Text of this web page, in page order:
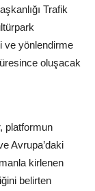
Trafik
ve yönlendirme
oluşacak
platformun
Avrupa’daki
kirlenen
belirten